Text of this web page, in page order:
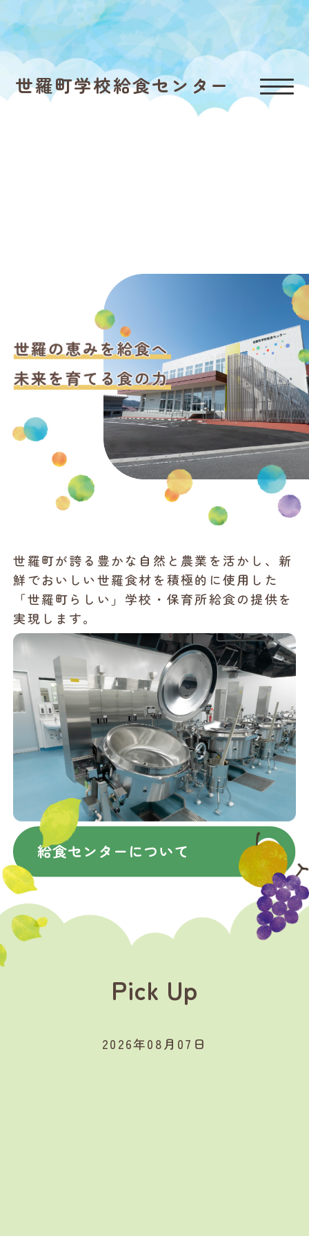
世羅町学校給食センター
世羅町が誇る豊かな自然と農業を活かし、新
鮮でおいしい世羅食材を積極的に使用した
「世羅町らしい」学校・保育所給食の提供を
実現します。
Pick Up
2026年08月07日